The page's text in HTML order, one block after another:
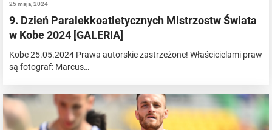
25 maja, 2024
9. Dzień Paralekkoatletycznych Mistrzostw Świata
w Kobe 2024 [GALERIA]
Kobe 25.05.2024 Prawa autorskie zastrzeżone! Właścicielami praw
są fotograf: Marcus…